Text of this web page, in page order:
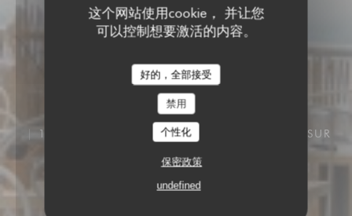
这个网站使用cookie， 并让您
可以控制想要激活的内容。
好的，全部接受
禁用
个性化
保密政策
undefined
17 RUE PAUL CHATROUSSE 92200 NEUILLY SUR